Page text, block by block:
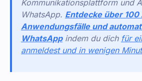
Kommunikationsplattform und
WhatsApp. Entdecke über 100
Anwendungsfälle und
WhatsApp indem du dich für
anmeldest und in wenigen